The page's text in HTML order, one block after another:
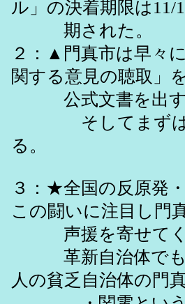
ル」の決着期限は11/
期された。
２：▲門真市は早々
関する意見の聴取」
公式文書を出す
そしてまずは、
る。
３：★全国の反原発
この闘いに注目し門
声援を寄せてく
革新自治体でも何
人の貧乏自治体の門